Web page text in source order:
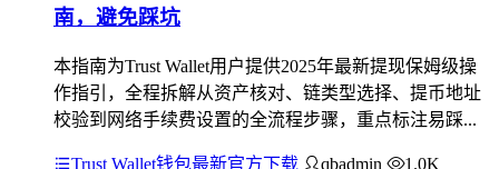
南，避免踩坑
本指南为Trust Wallet用户提供2025年最新提现保姆级操
作指引，全程拆解从资产核对、链类型选择、提币地址
校验到网络手续费设置的全流程步骤，重点标注易踩...
Trust Wallet钱包最新官方下载 qbadmin
1.0K